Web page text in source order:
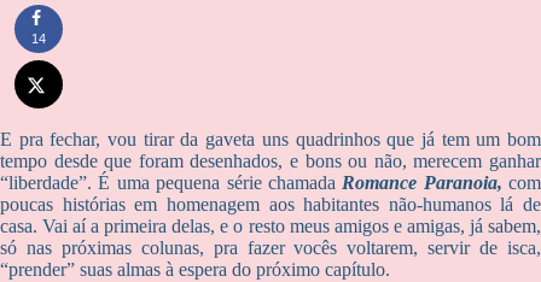
E pra fechar, vou tirar da gaveta uns quadrinhos que já tem um bom
tempo desde que foram desenhados, e bons ou não, merecem ganhar
“liberdade”. É uma pequena série chamada Romance Paranoia, com
poucas histórias em homenagem aos habitantes não-humanos lá de
casa. Vai aí a primeira delas, e o resto meus amigos e amigas, já sabem,
só nas próximas colunas, pra fazer vocês voltarem, servir de isca,
“prender” suas almas à espera do próximo capítulo.
14